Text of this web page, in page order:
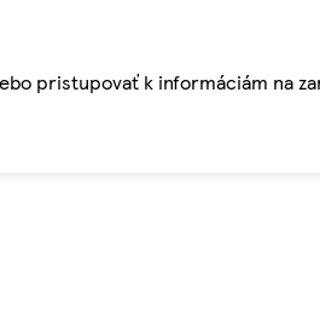
pristupovať k informáciám na